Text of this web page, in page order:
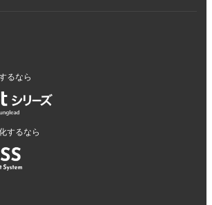
るなら
するなら